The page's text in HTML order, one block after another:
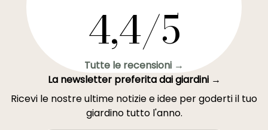
4,4/5
Tutte le recensioni →
La newsletter preferita dai giardini →
Ricevi le nostre ultime notizie e idee per goderti il tuo
giardino tutto l'anno.